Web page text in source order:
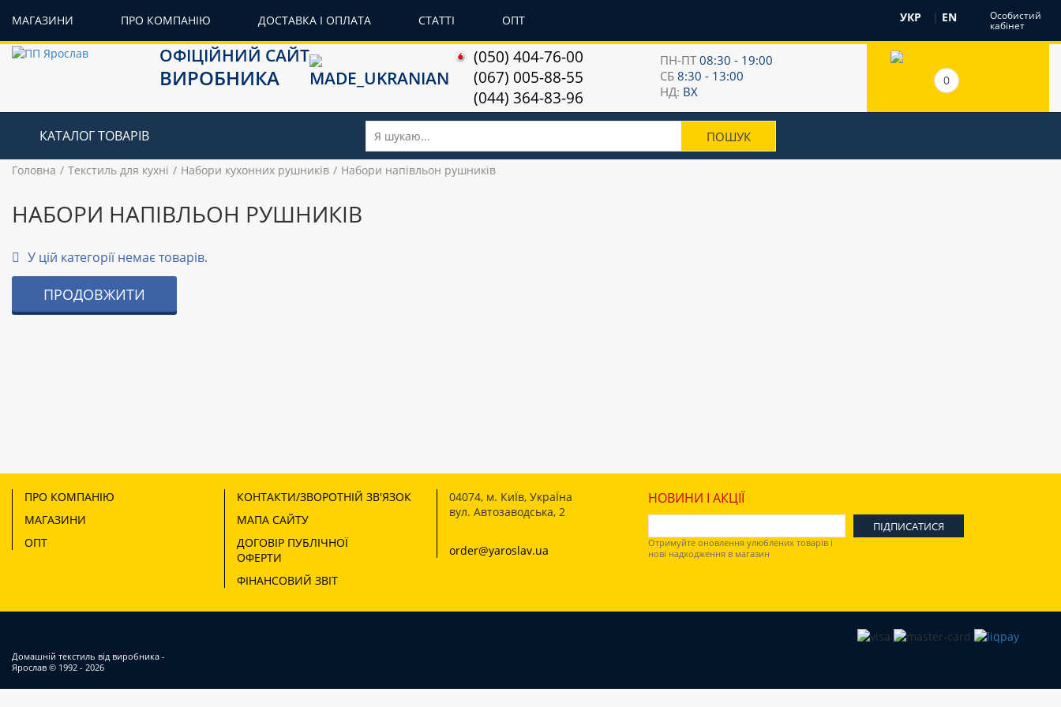
МАГАЗИНИ ПРО КОМПАНІЮ ДОСТАВКА І ОПЛАТА СТАТТІ ОПТ УКР | EN Особистий
кабінет
ОФІЦІЙНИЙ САЙТ
ВИРОБНИКА
(050) 404-76-00
(067) 005-88-55
(044) 364-83-96
ПН-ПТ08:30 - 19:00
СБ8:30 - 13:00
НД: ВХ
0
КАТАЛОГ ТОВАРІВ
Головна Текстиль для кухні Набори кухонних рушників Набори напівльон рушників
НАБОРИ НАПІВЛЬОН РУШНИКІВ
У цій категорії немає товарів.
ПРОДОВЖИТИ
ПРО КОМПАНІЮ
МАГАЗИНИ
ОПТ
КОНТАКТИ/ЗВОРОТНІЙ ЗВ'ЯЗОК
МАПА САЙТУ
ДОГОВІР ПУБЛІЧНОЇ
ОФЕРТИ
ФІНАНСОВИЙ ЗВІТ
04074, м. КиЇв, УкраЇна
вул. Автозаводська, 2
order@yaroslav.ua
НОВИНИ І АКЦІЇ
Отримуйте оновлення улюблених товарів і
нові надходження в магазин
Домашній текстиль від виробника -
Ярослав © 1992 - 2026